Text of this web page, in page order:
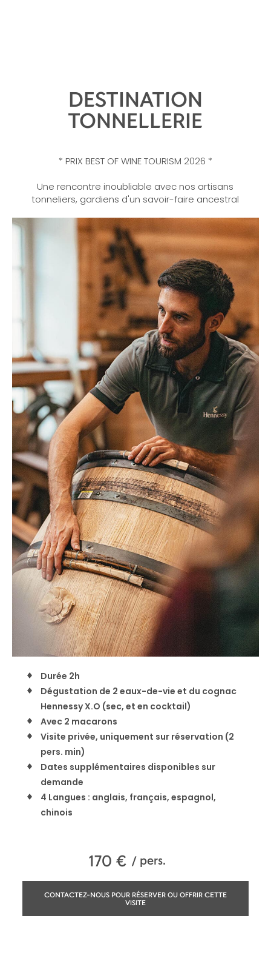
DESTINATION
TONNELLERIE
* PRIX BEST OF WINE TOURISM 2026 *
Une rencontre inoubliable avec nos artisans
tonneliers, gardiens d'un savoir-faire ancestral
Durée 2h
Dégustation de 2 eaux-de-vie et du cognac
Hennessy X.O (sec, et en cocktail)
Avec 2 macarons
Visite privée, uniquement sur réservation (2
pers. min)
Dates supplémentaires disponibles sur
demande
4 Langues : anglais, français, espagnol,
chinois
170 € / pers.
CONTACTEZ-NOUS POUR RÉSERVER OU OFFRIR CETTE
VISITE